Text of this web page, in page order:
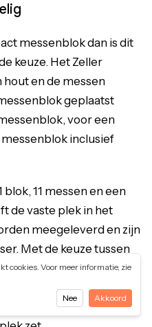
messenblok dan is dit
keuze. Het Zeller
hout en de messen
geplaatst
voor een
inclusief
11 messen en een
de vaste plek in het
meegeleverd en zijn
Met de keuze tussen
een geschikt mes.
fijn hout en er zitten
er dus voor dat je het
cookies. Voor meer informatie, zie
Nee
Akkoord